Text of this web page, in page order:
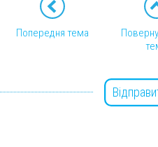
Попередня тема